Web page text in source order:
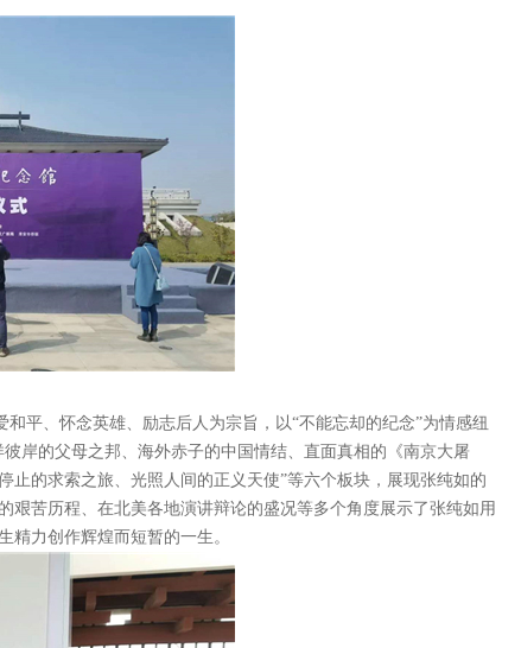
平、怀念英雄、励志后人为宗旨，以“不能忘却的纪念”为情感纽
岸的父母之邦、海外赤子的中国情结、直面真相的《南京大屠
止的求索之旅、光照人间的正义天使”等六个板块，展现张纯如的
艰苦历程、在北美各地演讲辩论的盛况等多个角度展示了张纯如用
精力创作辉煌而短暂的一生。